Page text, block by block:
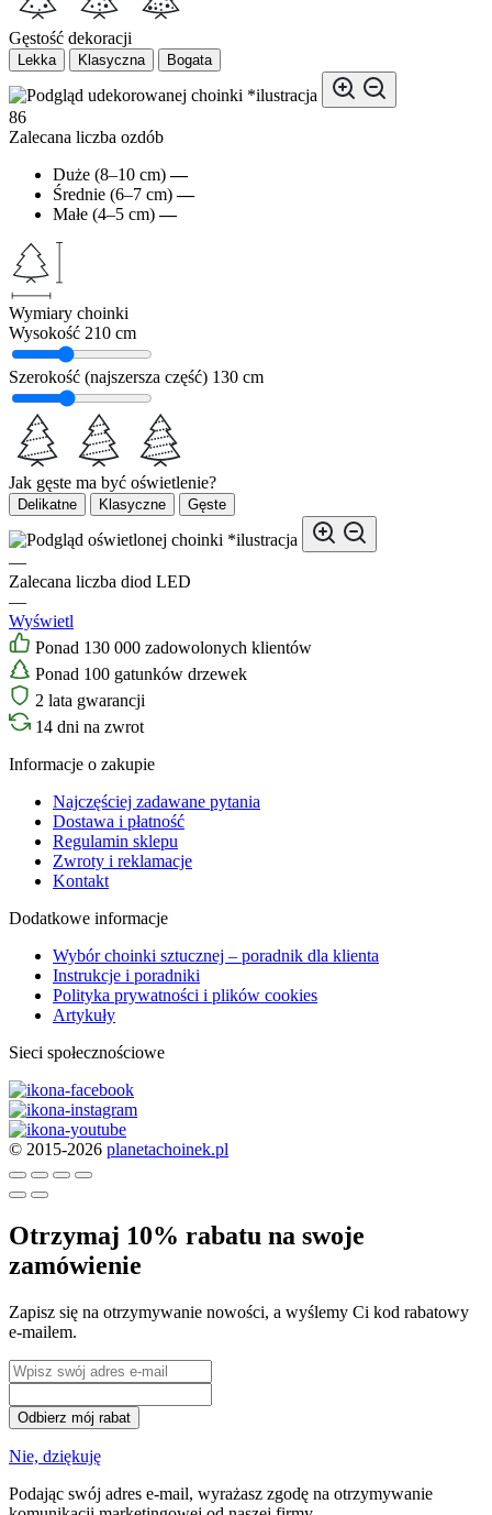
Gęstość dekoracji
Lekka Klasyczna Bogata
*ilustracja
86
Zalecana liczba ozdób
Duże (8–10 cm) —
Średnie (6–7 cm) —
Małe (4–5 cm) —
Wymiary choinki
Wysokość 210 cm
Szerokość (najszersza część) 130 cm
Jak gęste ma być oświetlenie?
Delikatne Klasyczne Gęste
*ilustracja
—
Zalecana liczba diod LED
—
Wyświetl
Ponad 130 000 zadowolonych klientów
Ponad 100 gatunków drzewek
2 lata gwarancji
14 dni na zwrot
Informacje o zakupie
Najczęściej zadawane pytania
Dostawa i płatność
Regulamin sklepu
Zwroty i reklamacje
Kontakt
Dodatkowe informacje
Wybór choinki sztucznej – poradnik dla klienta
Instrukcje i poradniki
Polityka prywatności i plików cookies
Artykuły
Sieci społecznościowe
© 2015-2026 planetachoinek.pl
Otrzymaj 10% rabatu na swoje
zamówienie
Zapisz się na otrzymywanie nowości, a wyślemy Ci kod rabatowy
e-mailem.
Odbierz mój rabat
Nie, dziękuję
Podając swój adres e-mail, wyrażasz zgodę na otrzymywanie